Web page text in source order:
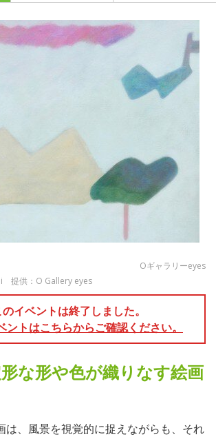
Oギャラリーeyes
提供：O Gallery eyes
イベントは終了しました。
ントはこちらからご確認ください。
な形や色が織りなす絵画
は、風景を視覚的に捉えながらも、それ